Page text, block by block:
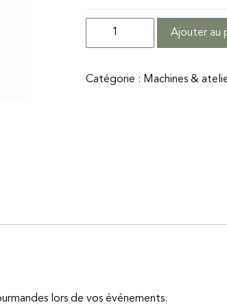
quantité
de
à
Ajouter au
Catégorie : Machines &
lors de vos événements.